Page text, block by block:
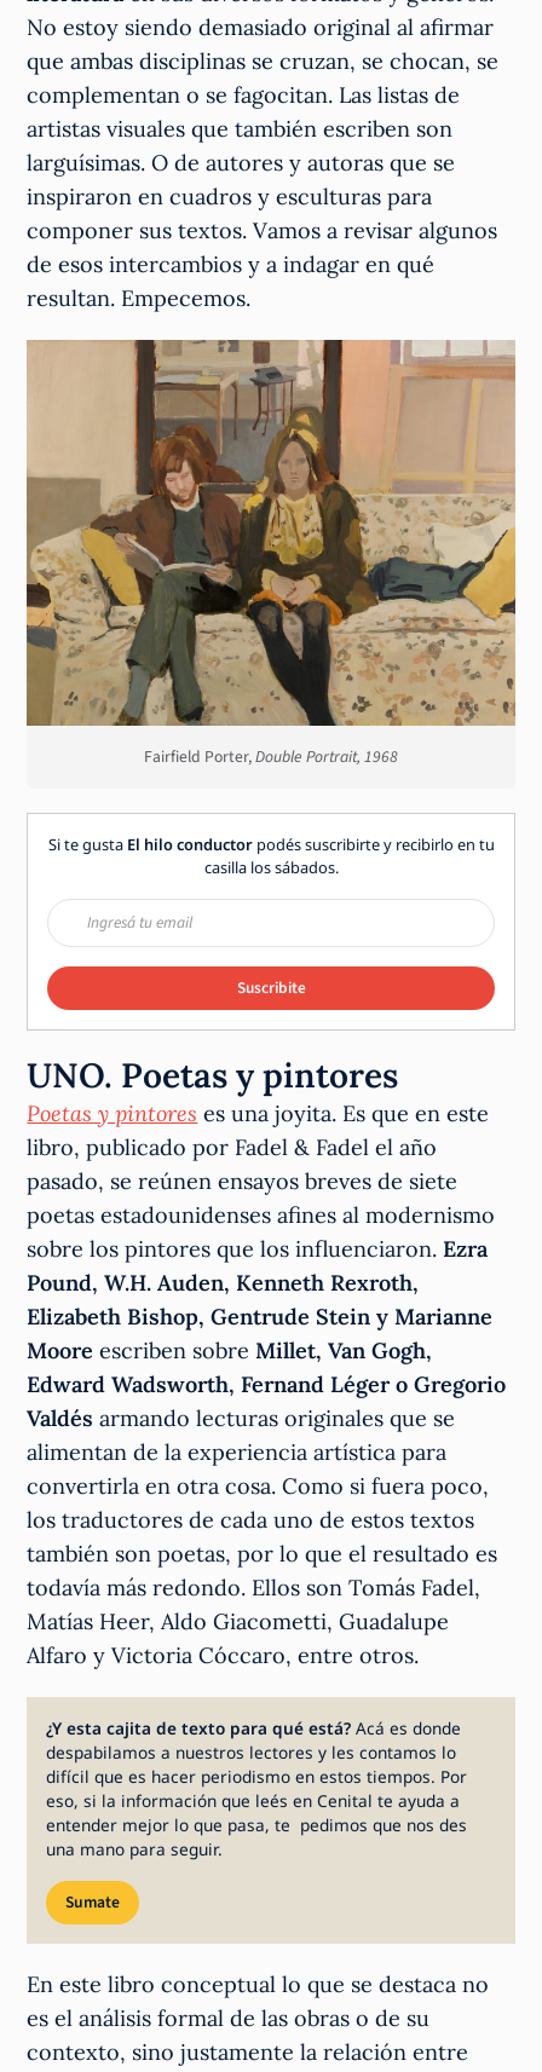
No estoy siendo demasiado original al afirmar
que ambas disciplinas se cruzan, se chocan, se
complementan o se fagocitan. Las listas de
artistas visuales que también escriben son
larguísimas. O de autores y autoras que se
inspiraron en cuadros y esculturas para
componer sus textos. Vamos a revisar algunos
de esos intercambios y a indagar en qué
resultan. Empecemos.
Fairfield Porter,Double Portrait, 1968
Si te gusta El hilo conductorpodés suscribirte y recibirlo en tu
casilla los sábados.
Suscribite
UNO. Poetas y pintores
Poetas y pintores es una joyita. Es que en este
libro, publicado por Fadel & Fadel el año
pasado, se reúnen ensayos breves de siete
poetas estadounidenses afines al modernismo
sobre los pintores que los influenciaron. Ezra
Pound, W.H. Auden, Kenneth Rexroth,
Elizabeth Bishop, Gentrude Stein y Marianne
Mooreescriben sobreMillet, Van Gogh,
Edward Wadsworth, Fernand Léger o Gregorio
Valdés armando lecturas originales que se
alimentan de la experiencia artística para
convertirla en otra cosa. Como si fuera poco,
los traductores de cada uno de estos textos
también son poetas, por lo que el resultado es
todavía más redondo. Ellos son Tomás Fadel,
Matías Heer, Aldo Giacometti, Guadalupe
Alfaro y Victoria Cóccaro, entre otros.
¿Y esta cajita de texto para qué está?Acá es donde
despabilamos a nuestros lectores y les contamos lo
difícil que es hacer periodismo en estos tiempos. Por
eso, si la información que leés en Cenital te ayuda a
entender mejor lo que pasa, te pedimos que nos des
una mano para seguir.
Sumate
En este libro conceptual lo que se destaca no
es el análisis formal de las obras o de su
contexto, sino justamente la relación entre